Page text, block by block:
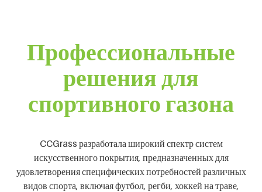
Профессиональные
решения для
спортивного газона
CCGrass разработала широкий спектр систем
искусственного покрытия, предназначенных для
удовлетворения специфических потребностей различных
видов спорта, включая футбол, регби, хоккей на траве,